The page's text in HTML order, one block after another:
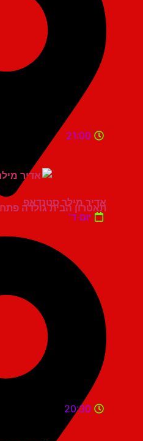
תאטרון הבית גולדה פתח תקווה
21:00
אדיר מילר סטנדאפ
יום ד'
20:30